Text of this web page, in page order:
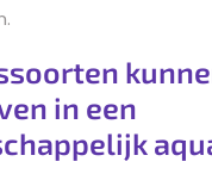
in een